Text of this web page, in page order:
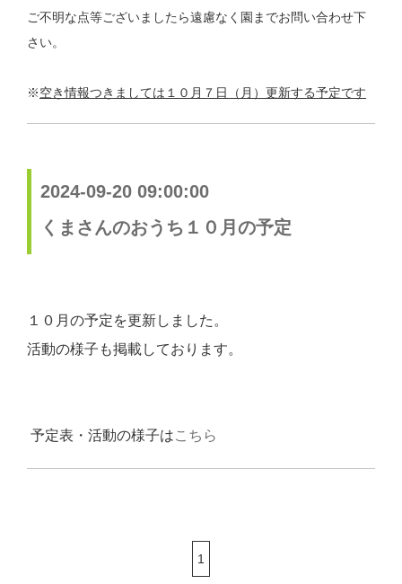
ご不明な点等ございましたら遠慮なく園までお問い合わせ下
さい。
※空き情報つきましては１０月７日（月）更新する予定です
2024-09-20 09:00:00
くまさんのおうち１０月の予定
１０月の予定を更新しました。
活動の様子も掲載しております。
予定表・活動の様子はこちら
1